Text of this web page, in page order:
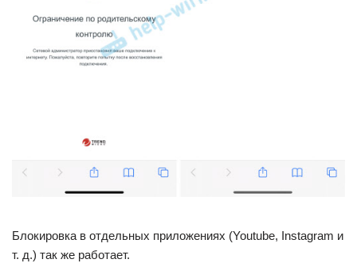
Блокировка в отдельных приложениях (Youtube, Instagram и
т. д.) так же работает.